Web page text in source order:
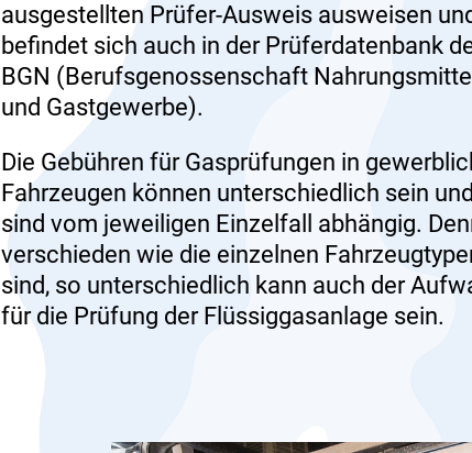
ausgestellten Prüfer-Ausweis ausweisen
befindet sich auch in der Prüferdatenbank
BGN (Berufsgenossenschaft Nahrungsmittel
und Gastgewerbe).
Die Gebühren für Gasprüfungen in
Fahrzeugen können unterschiedlich sein und
sind vom jeweiligen Einzelfall abhängig.
verschieden wie die einzelnen
sind, so unterschiedlich kann auch der
für die Prüfung der Flüssiggasanlage sein.